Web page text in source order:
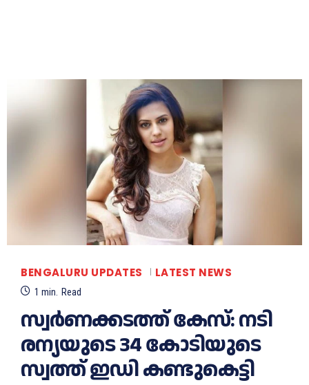
BENGALURU UPDATES LATEST NEWS
1 min. Read
സ്വർണക്കടത്ത് കേസ്: നടി
രന്യയുടെ 34 കോടിയുടെ
സ്വത്ത് ഇഡി കണ്ടുകെട്ടി